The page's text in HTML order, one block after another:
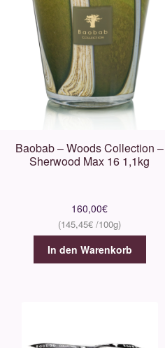
Baobab – Woods Collection –
Sherwood Max 16 1,1kg
160,00€
145,45€
In den Warenkorb